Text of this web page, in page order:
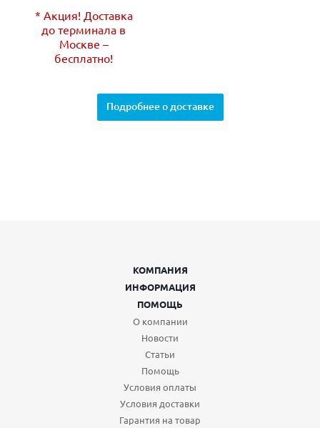
* Акция! Доставка
до терминала в
Москве –
бесплатно!
Подробнее о доставке
КОМПАНИЯ
ИНФОРМАЦИЯ
ПОМОЩЬ
О компании
Новости
Статьи
Помощь
Условия оплаты
Условия доставки
Гарантия на товар